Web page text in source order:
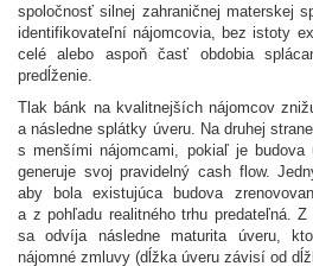
spoločnosť silnej zahraničnej materskej
identifikovateľní nájomcovia, bez istoty
celé alebo aspoň časť obdobia
predĺženie.
Tlak bánk na kvalitnejších nájomcov
a následne splátky úveru. Na druhej
s menšími nájomcami, pokiaľ je budova
generuje svoj pravidelný cash flow.
aby bola existujúca budova
a z pohľadu realitného trhu predateľná.
sa odvíja následne maturita úveru,
nájomné zmluvy (dĺžka úveru závisí od